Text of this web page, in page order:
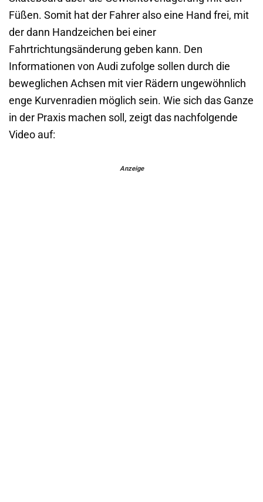
Füßen. Somit hat der Fahrer also eine Hand frei, mit
der dann Handzeichen bei einer
Fahrtrichtungsänderung geben kann. Den
Informationen von Audi zufolge sollen durch die
beweglichen Achsen mit vier Rädern ungewöhnlich
enge Kurvenradien möglich sein. Wie sich das Ganze
in der Praxis machen soll, zeigt das nachfolgende
Video auf:
Anzeige